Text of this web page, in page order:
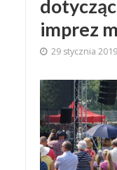
imprez
29 stycznia 2019